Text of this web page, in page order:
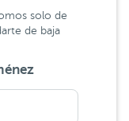
solo de
de baja